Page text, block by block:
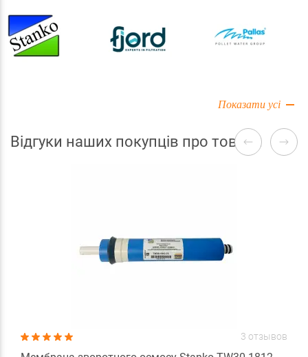
Показати усі
Відгуки наших покупців про товари
3 отзывов